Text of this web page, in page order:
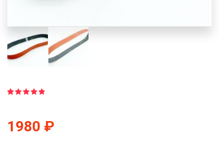
основе
опроса
1980 ₽